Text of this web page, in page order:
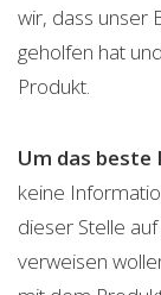
wir, dass unser
geholfen hat
Produkt.
Um das beste
keine
dieser Stelle
verweisen